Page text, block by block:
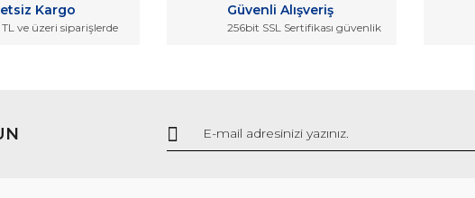
Kargo
ve üzeri siparişlerde
Güvenli Alışveriş
256bit SSL Sertifikası güvenlik